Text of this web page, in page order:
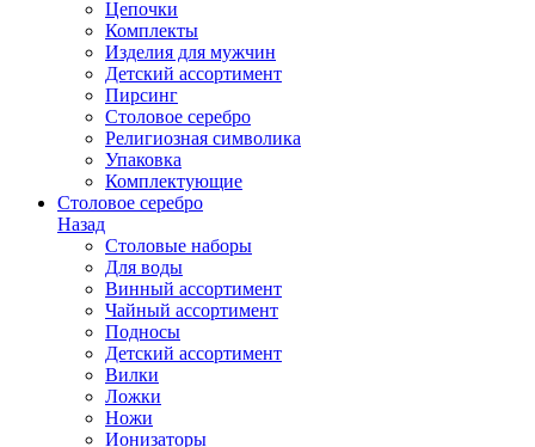
Цепочки
Комплекты
Изделия для мужчин
Детский ассортимент
Пирсинг
Столовое серебро
Религиозная символика
Упаковка
Комплектующие
Столовое серебро
Назад
Столовые наборы
Для воды
Винный ассортимент
Чайный ассортимент
Подносы
Детский ассортимент
Вилки
Ложки
Ножи
Ионизаторы